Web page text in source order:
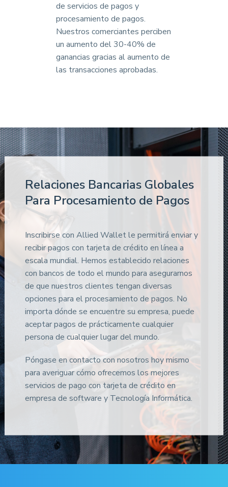
de servicios de pagos y
procesamiento de pagos.
Nuestros comerciantes perciben
un aumento del 30-40% de
ganancias gracias al aumento de
las transacciones aprobadas.
Relaciones Bancarias Globales
Para Procesamiento de Pagos
Inscribirse con Allied Wallet le permitirá enviar y
recibir pagos con tarjeta de crédito en línea a
escala mundial. Hemos establecido relaciones
con bancos de todo el mundo para asegurarnos
de que nuestros clientes tengan diversas
opciones para el procesamiento de pagos. No
importa dónde se encuentre su empresa, puede
aceptar pagos de prácticamente cualquier
persona de cualquier lugar del mundo.
Póngase en contacto con nosotros hoy mismo
para averiguar cómo ofrecemos los mejores
servicios de pago con tarjeta de crédito en
empresa de software y Tecnología Informática.